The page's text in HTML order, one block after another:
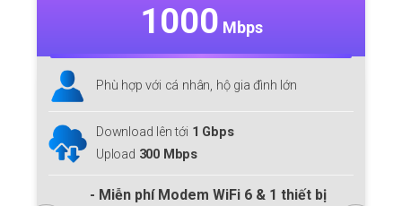
1000 Mbps
Phù hợp với cá nhân, hộ gia đình lớn
Download lên tới 1 Gbps
Upload 300 Mbps
- Miễn phí Modem WiFi 6 & 1 thiết bị